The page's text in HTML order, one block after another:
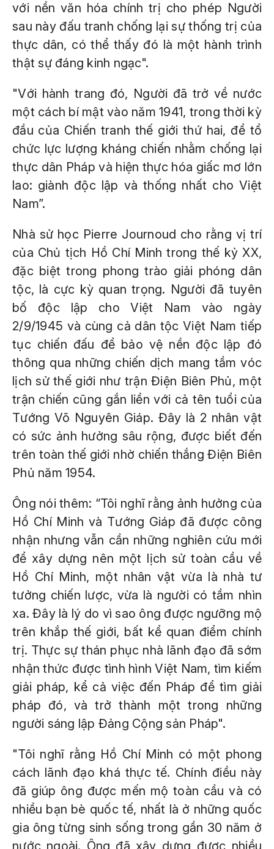
với nền văn hóa chính trị cho phép Người
sau này đấu tranh chống lại sự thống trị của
thực dân, có thể thấy đó là một hành trình
thật sự đáng kinh ngạc".
"Với hành trang đó, Người đã trở về nước
một cách bí mật vào năm 1941, trong thời kỳ
đầu của Chiến tranh thế giới thứ hai, để tổ
chức lực lượng kháng chiến nhằm chống lại
thực dân Pháp và hiện thực hóa giấc mơ lớn
lao: giành độc lập và thống nhất cho Việt
Nam”.
Nhà sử học Pierre Journoud cho rằng vị trí
của Chủ tịch Hồ Chí Minh trong thế kỷ XX,
đặc biệt trong phong trào giải phóng dân
tộc, là cực kỳ quan trọng. Người đã tuyên
bố độc lập cho Việt Nam vào ngày
2/9/1945 và cùng cả dân tộc Việt Nam tiếp
tục chiến đấu để bảo vệ nền độc lập đó
thông qua những chiến dịch mang tầm vóc
lịch sử thế giới như trận Điện Biên Phủ, một
trận chiến cũng gắn liền với cả tên tuổi của
Tướng Võ Nguyên Giáp. Đây là 2 nhân vật
có sức ảnh hưởng sâu rộng, được biết đến
trên toàn thế giới nhờ chiến thắng Điện Biên
Phủ năm 1954.
Ông nói thêm: “Tôi nghĩ rằng ảnh hưởng của
Hồ Chí Minh và Tướng Giáp đã được công
nhận nhưng vẫn cần những nghiên cứu mới
để xây dựng nên một lịch sử toàn cầu về
Hồ Chí Minh, một nhân vật vừa là nhà tư
tưởng chiến lược, vừa là người có tầm nhìn
xa. Đây là lý do vì sao ông được ngưỡng mộ
trên khắp thế giới, bất kể quan điểm chính
trị. Thực sự thán phục nhà lãnh đạo đã sớm
nhận thức được tình hình Việt Nam, tìm kiếm
giải pháp, kể cả việc đến Pháp để tìm giải
pháp đó, và trở thành một trong những
người sáng lập Đảng Cộng sản Pháp".
"Tôi nghĩ rằng Hồ Chí Minh có một phong
cách lãnh đạo khá thực tế. Chính điều này
đã giúp ông được mến mộ toàn cầu và có
nhiều bạn bè quốc tế, nhất là ở những quốc
gia ông từng sinh sống trong gần 30 năm ở
nước ngoài. Ông đã xây dựng được nhiều